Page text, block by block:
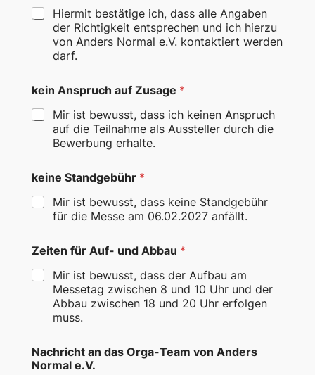
Hiermit bestätige ich, dass alle Angaben
der Richtigkeit entsprechen und ich hierzu
von Anders Normal e.V. kontaktiert werden
darf.
kein Anspruch auf Zusage *
Mir ist bewusst, dass ich keinen Anspruch
auf die Teilnahme als Aussteller durch die
Bewerbung erhalte.
keine Standgebühr *
Mir ist bewusst, dass keine Standgebühr
für die Messe am 06.02.2027 anfällt.
Zeiten für Auf- und Abbau *
Mir ist bewusst, dass der Aufbau am
Messetag zwischen 8 und 10 Uhr und der
Abbau zwischen 18 und 20 Uhr erfolgen
muss.
a
u
Nachricht an das Orga-Team von Anders
Normal e.V.